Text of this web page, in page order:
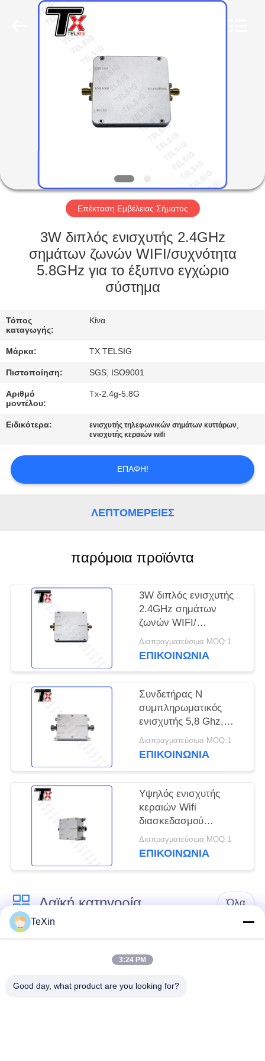
ΠΡΟΪΌΝΤΑ
ΕΜΕΊΣ
ΓΎΡΟΣ
ΕΡΓΟΣΤΑΣΊΩΝ
ΠΟΙΟΤΙΚΌΣ
ΈΛΕΓΧΟΣ
ΕΛΆΤΕ
ΣΕ
ΕΠΑΦΉ
ΕΙΔΉΣΕΙΣ
BLOG
PRIVACY
POLICY
Επέκταση Εμβέλειας Σήματος
3W διπλός ενισχυτής 2.4GHz
σημάτων ζωνών WIFI/συχνότητα
5.8GHz για το έξυπνο εγχώριο
σύστημα
Τόπος
καταγωγής:
Κίνα
Μάρκα: TX TELSIG
Πιστοποίηση: SGS, ISO9001
Αριθμό
μοντέλου:
Tx-2.4g-5.8G
Ειδικότερα: ενισχυτής τηλεφωνικών σημάτων κυττάρων,
ενισχυτής κεραιών wifi
ΕΠΑΦΉ!
ΛΕΠΤΟΜΈΡΕΙΕΣ
παρόμοια προϊόντα
3W διπλός ενισχυτής
2.4GHz σημάτων
ζωνών WIFI/
συχνότητα 5.8GHz για
το έξυπνο εγχώριο
Διαπραγματεύσιμα MOQ:1
ΕΠΙΚΟΙΝΩΝΊΑ
Συνδετήρας Ν
συμπληρωματικός
ενισχυτής 5,8 Ghz,
χαμηλού θορύβου
ασύρματος ενισχυτής
Διαπραγματεύσιμα MOQ:1
ΕΠΙΚΟΙΝΩΝΊΑ
Υψηλός ενισχυτής
κεραιών Wifi
διασκεδασμού
θερμότητας, ενισχυτής
τηλεφωνικών σημάτων
Διαπραγματεύσιμα MOQ:1
ΕΠΙΚΟΙΝΩΝΊΑ
Λαϊκή κατηγορία Όλα
Μονάδα παρεμβολής
με μη επανδρωμένο
TeXin
3:24 PM
Good day, what product are you looking for?